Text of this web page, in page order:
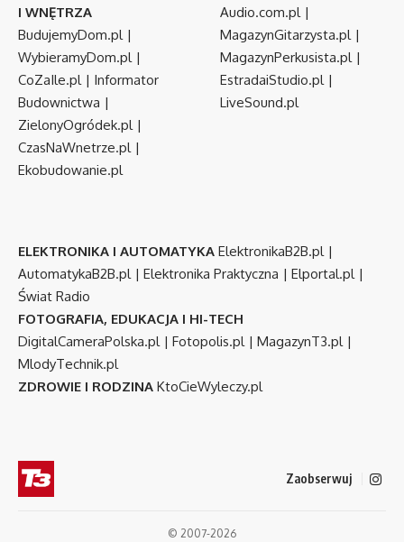
I WNĘTRZA
BudujemyDom.pl|
WybieramyDom.pl|
CoZaIle.pl| Informator
Budownictwa |
ZielonyOgródek.pl|
CzasNaWnetrze.pl|
Ekobudowanie.pl
Audio.com.pl|
MagazynGitarzysta.pl|
MagazynPerkusista.pl|
EstradaiStudio.pl|
LiveSound.pl
ELEKTRONIKA I AUTOMATYKA ElektronikaB2B.pl|
AutomatykaB2B.pl| Elektronika Praktyczna | Elportal.pl|
Świat Radio
FOTOGRAFIA, EDUKACJA I HI-TECH
DigitalCameraPolska.pl| Fotopolis.pl| MagazynT3.pl|
MlodyTechnik.pl
ZDROWIE I RODZINA KtoCieWyleczy.pl
Zaobserwuj
© 2007-2026